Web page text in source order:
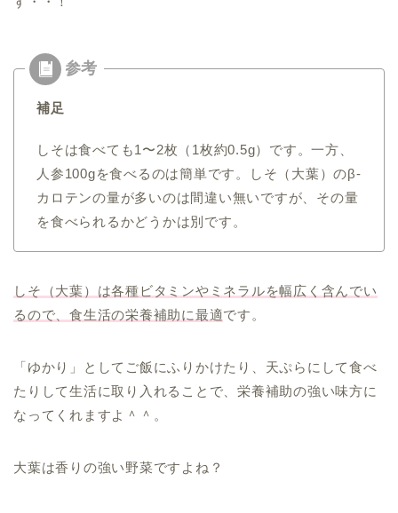
補足
しそは食べても1〜2枚（1枚約0.5g）です。一方、
人参100gを食べるのは簡単です。しそ（大葉）のβ-
カロテンの量が多いのは間違い無いですが、その量
を食べられるかどうかは別です。
しそ（大葉）は各種ビタミンやミネラルを幅広く含んでい
るので、食生活の栄養補助に最適です。
「ゆかり」としてご飯にふりかけたり、天ぷらにして食べ
たりして生活に取り入れることで、栄養補助の強い味方に
なってくれますよ＾＾。
大葉は香りの強い野菜ですよね？